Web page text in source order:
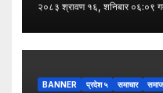
२०८३ श्रावण १६, शनिबार ०६:०९
BANNER प्रदेश ५ समाचार समाज